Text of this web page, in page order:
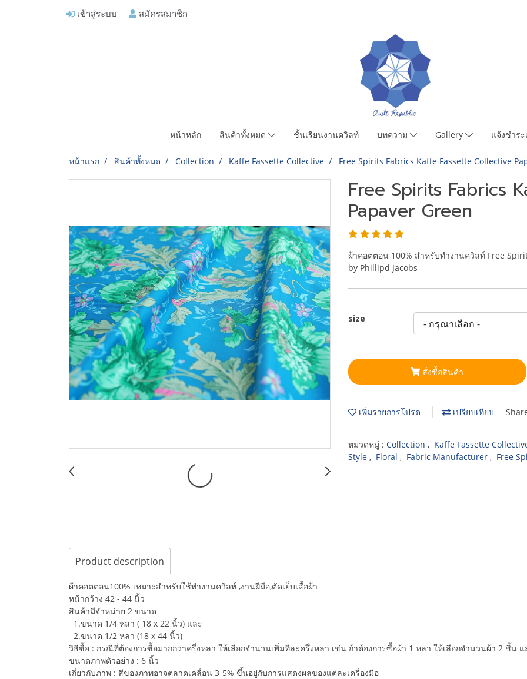
เข้าสู่ระบบ สมัครสมาชิก
หน้าหลัก สินค้าทั้งหมด ชั้นเรียนงานควิลท์ บทความ Gallery แจ้งชำระ
หน้าแรก สินค้าทั้งหมด Collection Kaffe Fassette Collective Free Spirits Fabrics Kaffe Fassette Collective
Free Spirits Fabrics
Papaver Green
ผ้าคอตตอน 100% สำหรับทำงานควิลท์ Free
by Phillipd Jacobs
size
สั่งซื้อสินค้า
เพิ่มรายการโปรด เปรียบเทียบ
หมวดหมู่ : Collection , Kaffe Fassette
Style , Floral , Fabric Manufacturer , Free
Product description
ผ้าคอตตอน100% เหมาะสำหรับใช้ทำงานควิลท์ ,งานฝีมือ,ตัดเย็บเสื้อผ้า
หน้ากว้าง 42 - 44 นิ้ว
สินค้ามีจำหน่าย 2 ขนาด
1.ขนาด 1/4 หลา ( 18 x 22 นิ้ว) และ
2.ขนาด 1/2 หลา (18 x 44 นิ้ว)
วิธีซื้อ : กรณีที่ต้องการซื้อมากกว่าครึ่งหลา ให้เลือกจำนวนเพิ่มทีละครึ่งหลา เช่น ถ้าต้องการซื้อผ้า 1 หลา ให้เลือกจำนวนผ้า 2 ชิ้น
ขนาดภาพตัวอย่าง : 6 นิ้ว
เกี่ยวกับภาพ : สีของภาพอาจตลาดเคลื่อน 3-5% ขึ้นอยู่กับการแสดงผลของแต่ละเครื่องมือ